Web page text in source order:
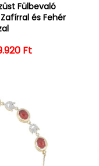
Fülbevaló
és Fehér
ár ár
Ft